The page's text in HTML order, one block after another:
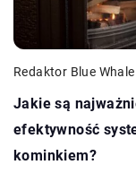
Redaktor Blue
Jakie są
efektywność
kominkiem?